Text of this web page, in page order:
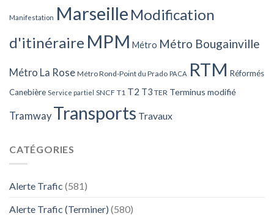
Manifestation Marseille Modification
d'itinéraire MPM Métro Métro Bougainville
Métro La Rose Métro Rond-Point du Prado PACA RTM Réformés
Canebière Service partiel SNCF T1 T2 T3 TER Terminus modifié
Tramway Transports Travaux
CATÉGORIES
Alerte Trafic (581)
Alerte Trafic (Terminer) (580)